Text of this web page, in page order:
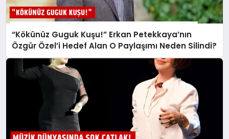
“Kökünüz Guguk Kuşu!” Erkan Petekkaya’nın
Özgür Özel’i Hedef Alan O Paylaşımı Neden Silindi?